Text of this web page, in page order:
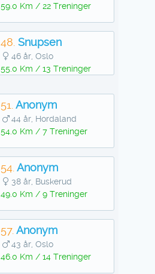
59.0 Km / 22 Treninger
48. Snupsen
46 år, Oslo
55.0 Km / 13 Treninger
51. Anonym
44 år, Hordaland
54.0 Km / 7 Treninger
54. Anonym
38 år, Buskerud
49.0 Km / 9 Treninger
57. Anonym
43 år, Oslo
46.0 Km / 14 Treninger